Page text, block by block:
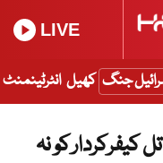
LIVE
جنگ کھیل انٹرٹینمنٹ
قاتل کیفرکردار کو نہ